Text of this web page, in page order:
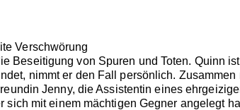
Verschwörung
Beseitigung von Spuren und Toten. Quinn
nimmt er den Fall persönlich.
Jenny, die Assistentin eines
mit einem mächtigen Gegner angelegt